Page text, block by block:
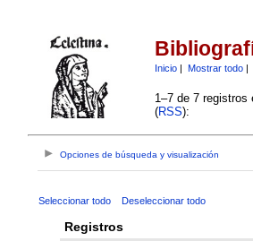
Inicio| Mostrar todo|
1–7 de 7 registros
(RSS):
Opciones de búsqueda y visualización
Seleccionar todo Deseleccionar todo
Registros